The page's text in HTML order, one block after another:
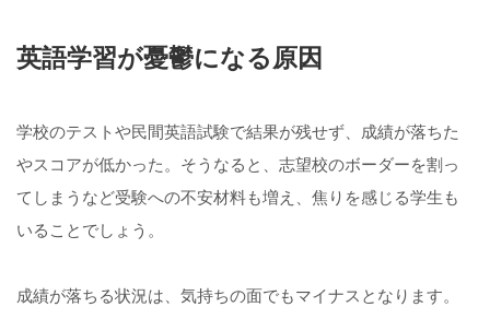
英語学習が憂鬱になる原因
学校のテストや民間英語試験で結果が残せず、成績が落ちた
やスコアが低かった。そうなると、志望校のボーダーを割っ
てしまうなど受験への不安材料も増え、焦りを感じる学生も
いることでしょう。
成績が落ちる状況は、気持ちの面でもマイナスとなります。